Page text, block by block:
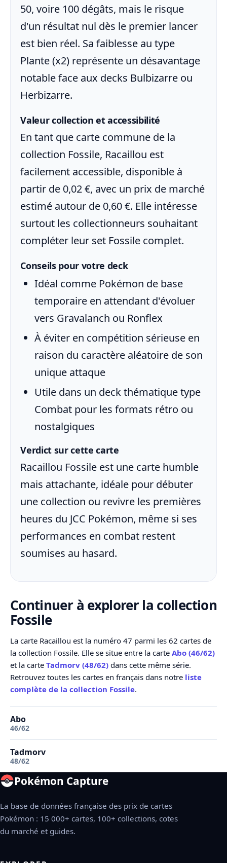
50, voire 100 dégâts, mais le risque
d'un résultat nul dès le premier lancer
est bien réel. Sa faiblesse au type
Plante (x2) représente un désavantage
notable face aux decks Bulbizarre ou
Herbizarre.
Valeur collection et accessibilité
En tant que carte commune de la
collection Fossile, Racaillou est
facilement accessible, disponible à
partir de 0,02 €, avec un prix de marché
estimé autour de 0,60 €. Elle intéresse
surtout les collectionneurs souhaitant
compléter leur set Fossile complet.
Conseils pour votre deck
Idéal comme Pokémon de base
temporaire en attendant d'évoluer
vers Gravalanch ou Ronflex
À éviter en compétition sérieuse en
raison du caractère aléatoire de son
unique attaque
Utile dans un deck thématique type
Combat pour les formats rétro ou
nostalgiques
Verdict sur cette carte
Racaillou Fossile est une carte humble
mais attachante, idéale pour débuter
une collection ou revivre les premières
heures du JCC Pokémon, même si ses
performances en combat restent
soumises au hasard.
Continuer à explorer la collection
Fossile
La carte Racaillou est la numéro 47 parmi les 62 cartes de
la collection Fossile. Elle se situe entre la carte Abo (46/62)
et la carte Tadmorv (48/62) dans cette même série.
Retrouvez toutes les cartes en français dans notre liste
complète de la collection Fossile.
Abo
46/62
Tadmorv
48/62
Pokémon Capture
La base de données française des prix de cartes
Pokémon : 15 000+ cartes, 100+ collections, cotes
du marché et guides.